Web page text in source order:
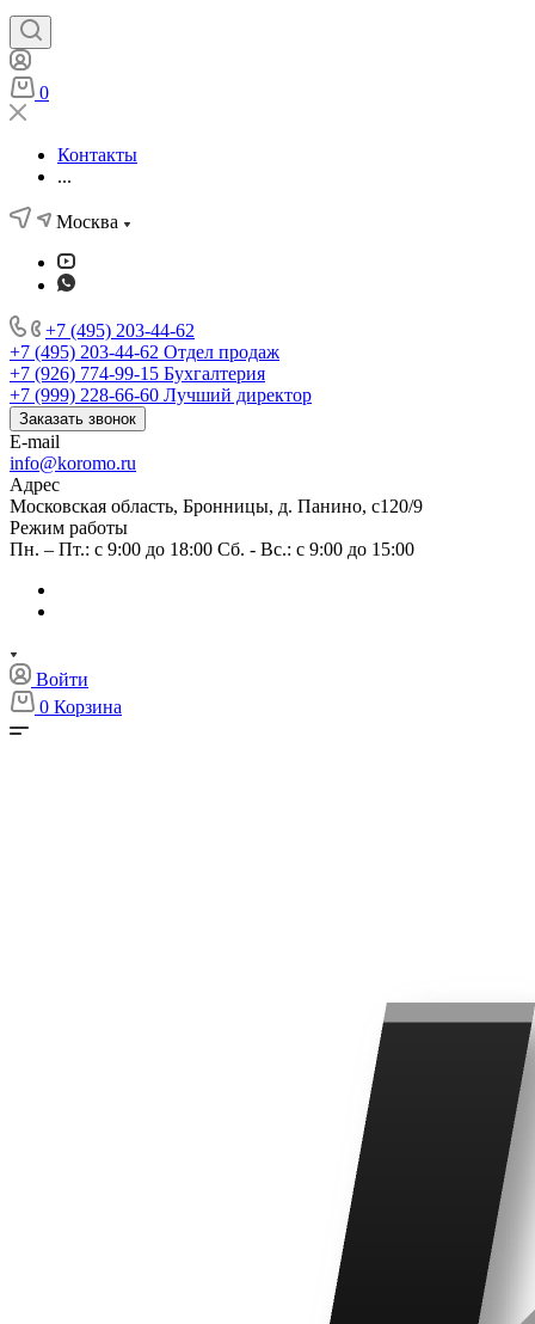
0
Контакты
...
Москва
+7 (495) 203-44-62
+7 (495) 203-44-62 Отдел продаж
+7 (926) 774-99-15 Бухгалтерия
+7 (999) 228-66-60 Лучший директор
Заказать звонок
E-mail
info@koromo.ru
Адрес
Московская область, Бронницы, д. Панино, с120/9
Режим работы
Пн. – Пт.: с 9:00 до 18:00 Сб. - Вс.: с 9:00 до 15:00
Войти
0 Корзина